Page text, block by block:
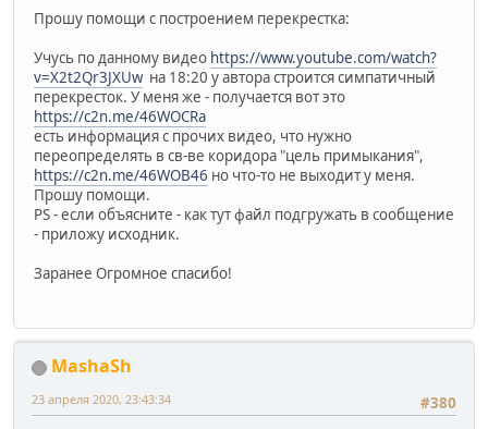
Прошу помощи с построением перекрестка:
Учусь по данному видео https://www.youtube.com/watch?
v=X2t2Qr3JXUwна 18:20 у автора строится симпатичный
перекресток. У меня же - получается вот это
https://c2n.me/46WOCRa
есть информация с прочих видео, что нужно
переопределять в св-ве коридора "цель примыкания",
https://c2n.me/46WOB46 но что-то не выходит у меня.
Прошу помощи.
PS - если объясните - как тут файл подгружать в сообщение
- приложу исходник.
Заранее Огромное спасибо!
MashaSh
#380
23 апреля 2020, 23:43:34